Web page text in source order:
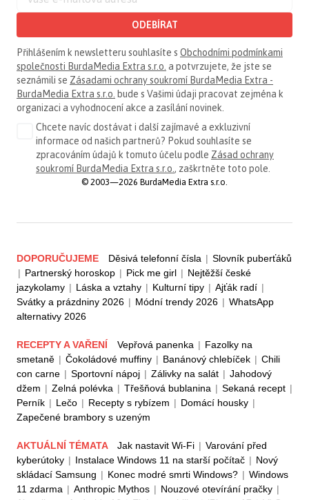
ODEBÍRAT
Přihlášením k newsletteru souhlasíte s Obchodními podmínkami
společnosti BurdaMedia Extra s.r.o. a potvrzujete, že jste se
seznámili se Zásadami ochrany soukromí BurdaMedia Extra -
BurdaMedia Extra s.r.o. bude s Vašimi údaji pracovat zejména k
organizaci a vyhodnocení akce a zasílání novinek.
Chcete navíc dostávat i další zajímavé a exkluzivní
informace od našich partnerů? Pokud souhlasíte se
zpracováním údajů k tomuto účelu podle Zásad ochrany
soukromí BurdaMedia Extra s.r.o., zaškrtněte toto pole.
© 2003—2026 BurdaMedia Extra s.r.o.
DOPORUČUJEME Děsivá telefonní čísla | Slovník puberťáků
| Partnerský horoskop | Pick me girl | Nejtěžší české
jazykolamy | Láska a vztahy | Kulturní tipy | Ajťák radí |
Svátky a prázdniny 2026 | Módní trendy 2026 | WhatsApp
alternativy 2026
RECEPTY A VAŘENÍ Vepřová panenka | Fazolky na
smetaně | Čokoládové muffiny | Banánový chlebíček | Chili
con carne | Sportovní nápoj | Zálivky na salát | Jahodový
džem | Zelná polévka | Třešňová bublanina | Sekaná recept |
Perník | Lečo | Recepty s rybízem | Domácí housky |
Zapečené brambory s uzeným
AKTUÁLNÍ TÉMATA Jak nastavit Wi-Fi | Varování před
kyberútoky | Instalace Windows 11 na starší počítač | Nový
skládací Samsung | Konec modré smrti Windows? | Windows
11 zdarma | Anthropic Mythos | Nouzové otevírání pračky |